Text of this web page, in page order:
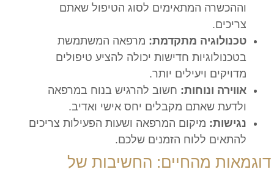
וההכשרה המתאימים לסוג הטיפול שאתם
צריכים.
טכנולוגיה מתקדמת: מרפאה המשתמשת
בטכנולוגיות חדישות יכולה להציע טיפולים
מדויקים ויעילים יותר.
אווירה ונוחות: חשוב להרגיש בנוח במרפאה
ולדעת שאתם מקבלים יחס אישי ואדיב.
נגישות: מיקום המרפאה ושעות הפעילות צריכים
להתאים ללוח הזמנים שלכם.
דוגמאות מהחיים: החשיבות של